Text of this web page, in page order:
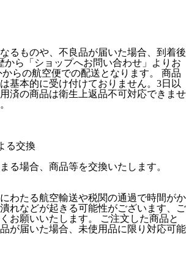
るものや、不良品が届いた場合、到着後
から「ショップへお問い合わせ」よりお
らの航空便での配送となります。 商品
基本的に受け付けておりません。3日以
済の商品は衛生上返品不可対応できませ
る交換
る場合、商品等を交換いたします。
わたる航空輸送や税関の通過で時間がか
れなどが起きる可能性がございます、ご
お願いいたします。 ご注文した商品と
が届いた場合、未使用品に限り対応可能